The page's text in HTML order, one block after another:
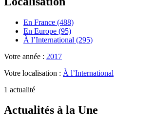
En France (488)
En Europe (95)
À l’International (295)
Votre année : 2017
Votre localisation : À l’International
1 actualité
Actualités à la Une